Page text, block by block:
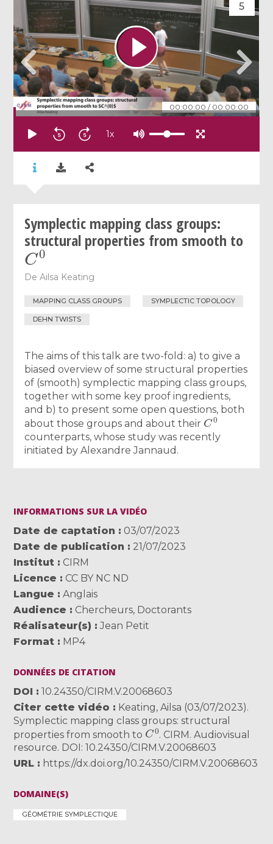
00:00:00 / 00:00:00
5
1x
Symplectic mapping class groups:
structural properties from smooth to
C0
DeAilsa Keating
MAPPING CLASS GROUPS SYMPLECTIC TOPOLOGY
DEHN TWISTS
The aims of this talk are two-fold: a) to give a
biased overview of some structural properties
of (smooth) symplectic mapping class groups,
together with some key proof ingredients,
and b) to present some open questions, both
about those groups and about their
C0
counterparts, whose study was recently
initiated by Alexandre Jannaud.
INFORMATIONS SUR LA VIDÉO
Date de captation
03/07/2023
Date de publication
21/07/2023
Institut
CIRM
Licence
CC BY NC ND
Langue
Anglais
Audience
Chercheurs, Doctorants
Réalisateur(s)
Jean Petit
Format
MP4
DONNÉES DE CITATION
DOI
10.24350/CIRM.V.20068603
Citer cette vidéo
Keating, Ailsa (03/07/2023).
Symplectic mapping class groups: structural
properties from smooth to
C0
. CIRM. Audiovisual
resource. DOI: 10.24350/CIRM.V.20068603
URL
https://dx.doi.org/10.24350/CIRM.V.20068603
DOMAINE(S)
GÉOMÉTRIE SYMPLECTIQUE